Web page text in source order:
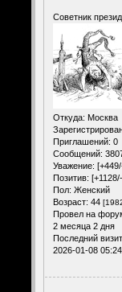
Советник
Откуда: Москва
Приглашений: 0
Сообщений:
Уважение:
Позитив:
Пол: Женский
Возраст: 44
Провел на
2 месяца 2 дня
Последний
2026-01-08